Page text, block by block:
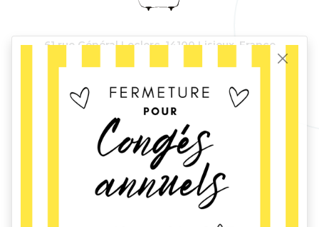
61 rue Général Leclerc,14100 Lisieux, France
contact@lessavonsdachille.fr
Devenir revendeur?
Retrouvez-moi
lessavonsdachille
lessavonsdachille
©2022-2026 Les Savons d'Achille -Conditions générales
Réalisation média&co lisieux